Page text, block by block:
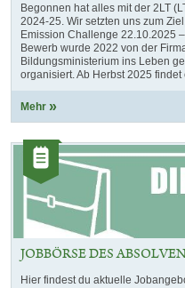
Begonnen hat alles mit der 2LT
2024-25. Wir setzten uns zum
Emission Challenge 22.10.2025
Bewerb wurde 2022 von der
Bildungsministerium ins Leben
organisiert. Ab Herbst 2025 findet
Mehr
Kategorie:
Artikel
JOBBÖRSE DES
Hier findest du aktuelle